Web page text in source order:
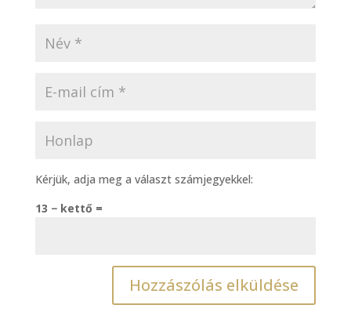
Kérjük, adja meg a választ számjegyekkel:
13 − kettő =